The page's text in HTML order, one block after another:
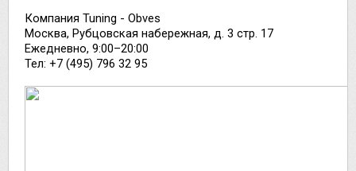
Компания Tuning - Obves
Москва, Рубцовская набережная, д. 3 стр. 17
Ежедневно, 9:00–20:00
Тел: +7 (495) 796 32 95